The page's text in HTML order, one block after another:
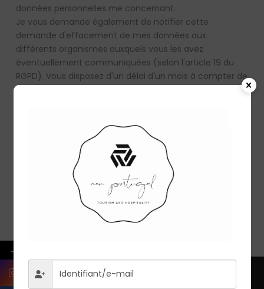
données personnelles me concernant.
Je vous demande également de notifier cette
demande d'effacement de mes données aux
différents organismes auxquels vous les avez
éventuellement communiquées (selon l'article 19 du
RGPD). Vous disposez d'un délai d'un mois à compter de
la réception de ce courrier pour supprimer toutes mes
indiqués, ou en cas de réponse incomplète, j'adresserai
une réclamation à la Commission nationale de
l'informatique et des libertés (CNPD).
En attendant que vous me confirmiez la suppression de
mes données personnelles, je vous prie d'agréer,
Madame, Monsieur, l'expression de mes salutations
←